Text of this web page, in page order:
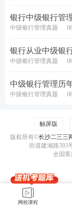
初级公司信贷
2026上半年银
点击上方各科
方式一：打开
——【题库】
方式二：微信
233网校金
码进入小程序
银行中级银行管
中级银行管理真题
银行从业中级银
中级银行管理真题
中级银行管理历
中级银行管理真题
触屏版
版权所有©长沙二三三
街道建湘路393
全国客
网校课程